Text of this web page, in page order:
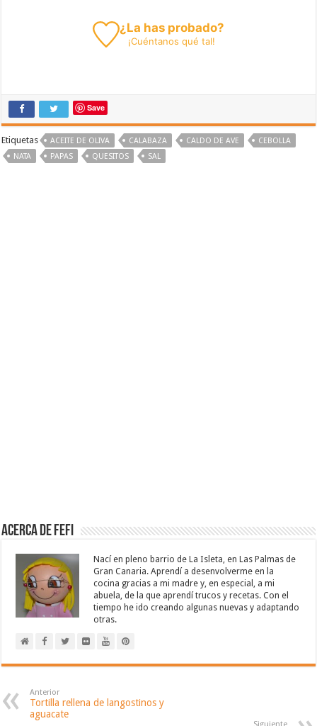
¿La has probado?
¡Cuéntanos qué tal!
Save
Etiquetas ACEITE DE OLIVA CALABAZA CALDO DE AVE
CEBOLLA
NATA
PAPAS QUESITOS SAL
Acerca de Fefi
Nací en pleno barrio de La Isleta, en Las Palmas de
Gran Canaria. Aprendí a desenvolverme en la
cocina gracias a mi madre y, en especial, a mi
abuela, de la que aprendí trucos y recetas. Con el
tiempo he ido creando algunas nuevas y adaptando
otras.
Anterior
Tortilla rellena de langostinos y
aguacate
Siguiente